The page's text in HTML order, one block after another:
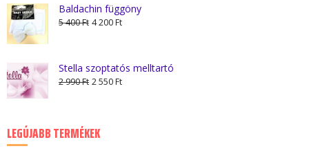
670 Ft.150 Ft.
Baldachin függöny
5 400Ft Original
5
400 Ft.
4 200FtCurrent
4
200 Ft.
Stella szoptatós melltartó
2 990Ft Original
2
990 Ft.
2 550FtCurrent
LEGÚJABB TERMÉKEK